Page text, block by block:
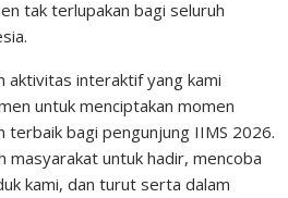
tak terlupakan bagi seluruh
aktivitas interaktif yang kami
untuk menciptakan momen
terbaik bagi pengunjung IIMS 2026.
masyarakat untuk hadir, mencoba
kami, dan turut serta dalam